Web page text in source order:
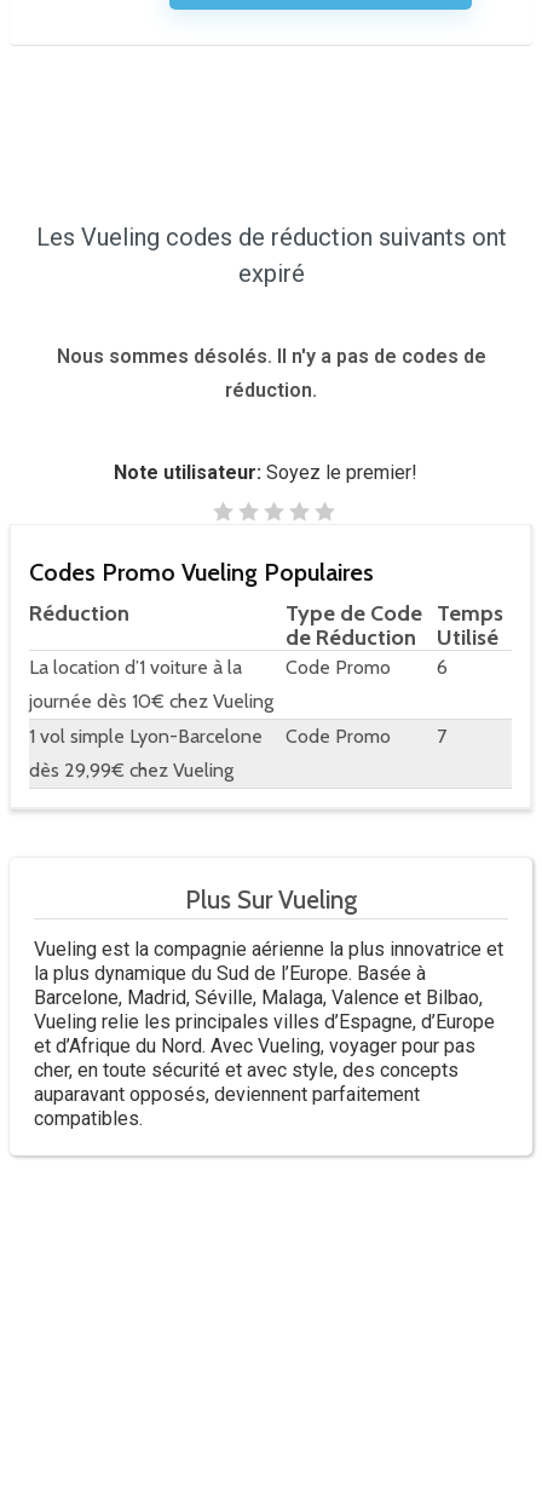
Les Vueling codes de réduction suivants ont
expiré
Nous sommes désolés. Il n'y a pas de codes de
réduction.
Note utilisateur: Soyez le premier!
Codes Promo Vueling Populaires
Réduction
Type de Code
de Réduction
Temps
Utilisé
La location d’1 voiture à la
journée dès 10€ chez Vueling
Code Promo 6
1 vol simple Lyon-Barcelone
dès 29,99€ chez Vueling
Code Promo 7
Plus Sur Vueling
Vueling est la compagnie aérienne la plus innovatrice et
la plus dynamique du Sud de l’Europe. Basée à
Barcelone, Madrid, Séville, Malaga, Valence et Bilbao,
Vueling relie les principales villes d’Espagne, d’Europe
et d’Afrique du Nord. Avec Vueling, voyager pour pas
cher, en toute sécurité et avec style, des concepts
auparavant opposés, deviennent parfaitement
compatibles.